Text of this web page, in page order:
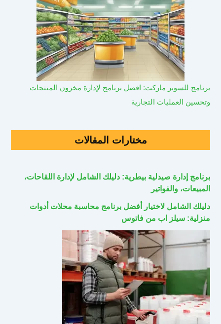
برنامج للسوبر ماركت: افضل برنامج لإدارة مخزون المنتجات
وتحسين العمليات التجارية
مختارات المقالات
برنامج إدارة صيدلية بيطرية: دليلك الشامل لإدارة اللقاحات،
المبيعات، والفواتير
دليلك الشامل لاختيار أفضل برنامج محاسبة محلات أدوات
منزلية: سيلز اب من فاتوس